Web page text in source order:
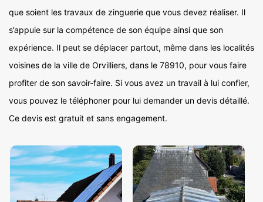
que soient les travaux de zinguerie que vous devez réaliser. Il
s’appuie sur la compétence de son équipe ainsi que son
expérience. Il peut se déplacer partout, même dans les localités
voisines de la ville de Orvilliers, dans le 78910, pour vous faire
profiter de son savoir-faire. Si vous avez un travail à lui confier,
vous pouvez le téléphoner pour lui demander un devis détaillé.
Ce devis est gratuit et sans engagement.